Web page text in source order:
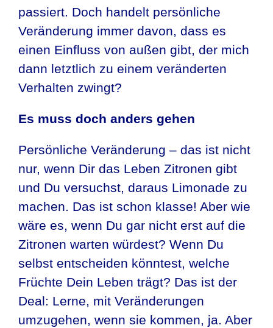
passiert. Doch handelt persönliche
Veränderung immer davon, dass es
einen Einfluss von außen gibt, der mich
dann letztlich zu einem veränderten
Verhalten zwingt?
Es muss doch anders gehen
Persönliche Veränderung – das ist nicht
nur, wenn Dir das Leben Zitronen gibt
und Du versuchst, daraus Limonade zu
machen. Das ist schon klasse! Aber wie
wäre es, wenn Du gar nicht erst auf die
Zitronen warten würdest? Wenn Du
selbst entscheiden könntest, welche
Früchte Dein Leben trägt? Das ist der
Deal: Lerne, mit Veränderungen
umzugehen, wenn sie kommen, ja. Aber